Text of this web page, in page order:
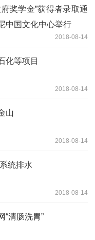
奖学金”获得者录取通
中国文化中心举行
2018-08-14
化等项目
2018-08-14
山
2018-08-14
统排水
2018-08-14
“清肠洗胃”